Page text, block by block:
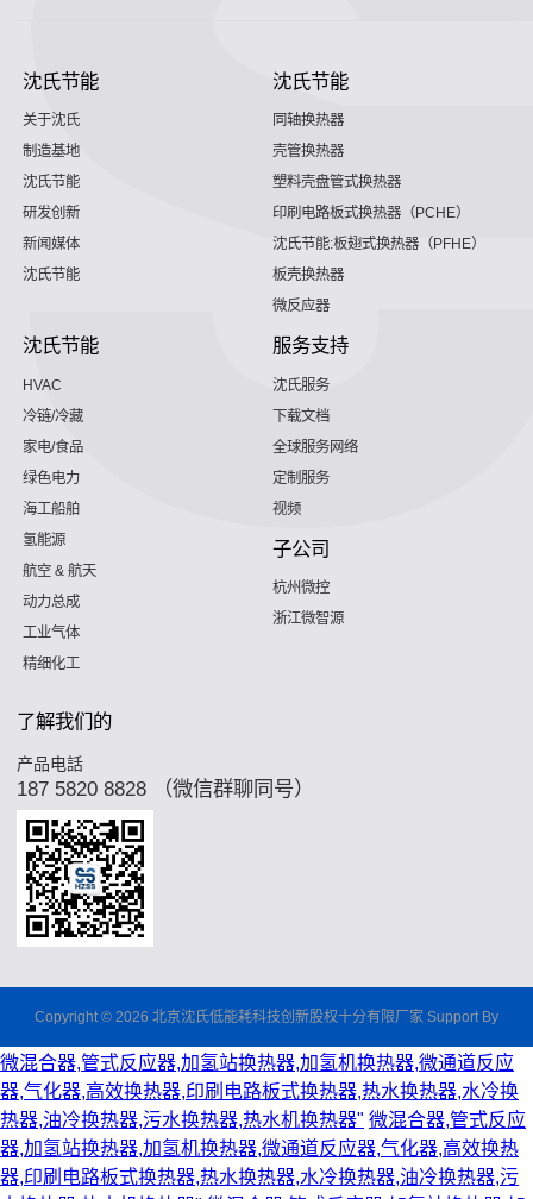
沈氏节能
关于沈氏
制造基地
沈氏节能
研发创新
新闻媒体
沈氏节能
沈氏节能
同轴换热器
壳管换热器
塑料壳盘管式换热器
印刷电路板式换热器（PCHE）
沈氏节能:板翅式换热器（PFHE）
板壳换热器
微反应器
沈氏节能
HVAC
冷链/冷藏
家电/食品
绿色电力
海工船舶
氢能源
航空 & 航天
动力总成
工业气体
精细化工
服务支持
沈氏服务
下载文档
全球服务网络
定制服务
视频
子公司
杭州微控
浙江微智源
了解我们的
产品电話
187 5820 8828 （微信群聊同号）
Copyright © 2026 北京沈氏低能耗科技创新股权十分有限厂家 Support By
微混合器,管式反应器,加氢站换热器,加氢机换热器,微通道反应
器,气化器,高效换热器,印刷电路板式换热器,热水换热器,水冷换
热器,油冷换热器,污水换热器,热水机换热器" 微混合器,管式反应
器,加氢站换热器,加氢机换热器,微通道反应器,气化器,高效换热
器,印刷电路板式换热器,热水换热器,水冷换热器,油冷换热器,污